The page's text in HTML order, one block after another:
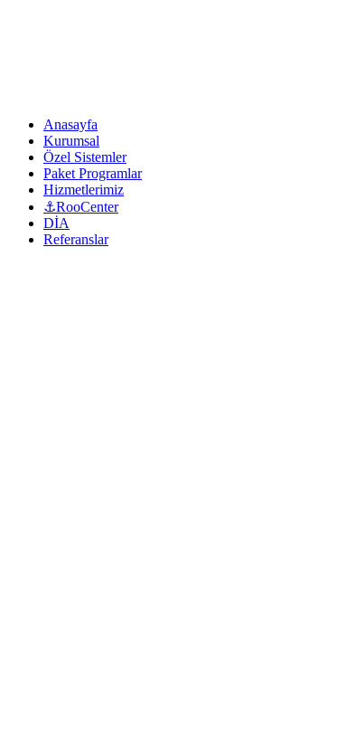
Anasayfa
Kurumsal
Özel Sistemler
Paket Programlar
Hizmetlerimiz
⚓RooCenter
DİA
Referanslar